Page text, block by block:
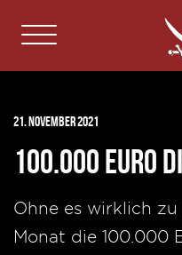
21. November 2021
100.000 Euro
Ohne es wirklich
Monat die 100.000